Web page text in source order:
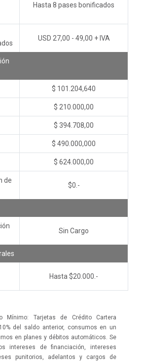
Hasta 8 pases bonificados
USD 27,00 - 49,00 + IVA
$ 101.204,640
$ 210.000,00
$ 394.708,00
$ 490.000,000
$ 624.000,00
de
$0.-
Sin Cargo
Hasta $20.000.-
Mínimo: Tarjetas de Crédito Cartera
del saldo anterior, consumos en un
en planes y débitos automáticos. Se
intereses de financiación, intereses
punitorios, adelantos y cargos de